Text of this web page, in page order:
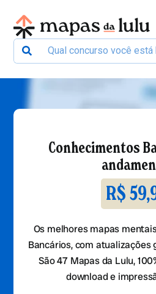
Conhecimentos
R$
Os melhores mapas
Bancários, com atualizações
São 47 Mapas da Lulu,
download e